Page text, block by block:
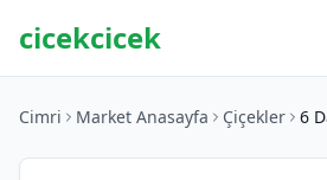
cicekcicek
Cimri Market Anasayfa Çiçekler 6